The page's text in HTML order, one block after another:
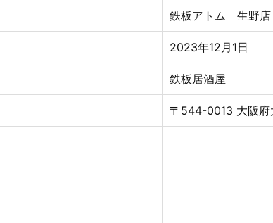
鉄板アトム 生野店
2023年12月1日
鉄板居酒屋
〒544-0013 大阪府